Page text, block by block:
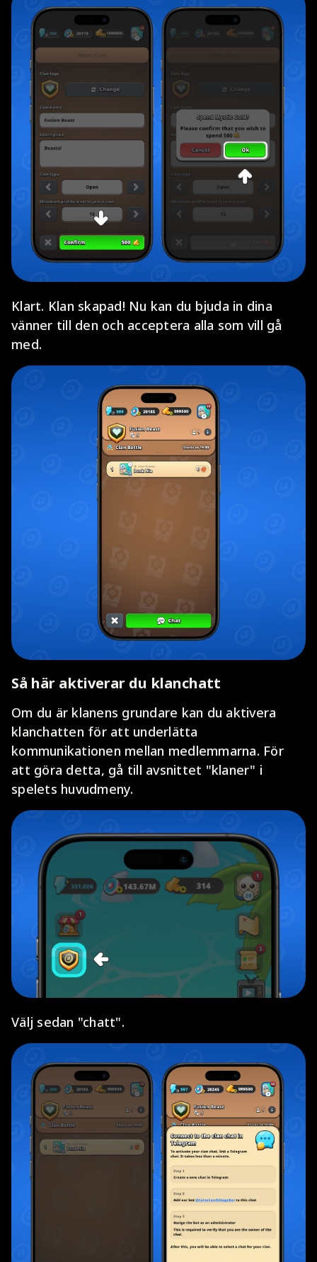
Klart. Klan skapad! Nu kan du bjuda in dina
vänner till den och acceptera alla som vill gå
med.
Så här aktiverar du klanchatt
Om du är klanens grundare kan du aktivera
klanchatten för att underlätta
kommunikationen mellan medlemmarna. För
att göra detta, gå till avsnittet "klaner" i
spelets huvudmeny.
Välj sedan "chatt".